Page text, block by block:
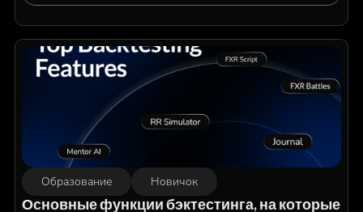
Образование Новичок
Основные функции бэктестинга, на которые